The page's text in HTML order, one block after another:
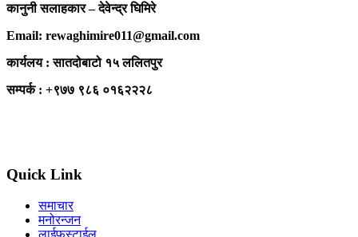
कानुनी सलाहकार – देवेन्द्र घिमिरे
Email: rewaghimire011@gmail.com
कार्यलय : सातदोबाटो १५ ललितपुर
सम्पर्क : +९७७ ९८६ ०१६२२२८
Quick Link
समाचार
मनोरन्जन
लाईफस्टाईल